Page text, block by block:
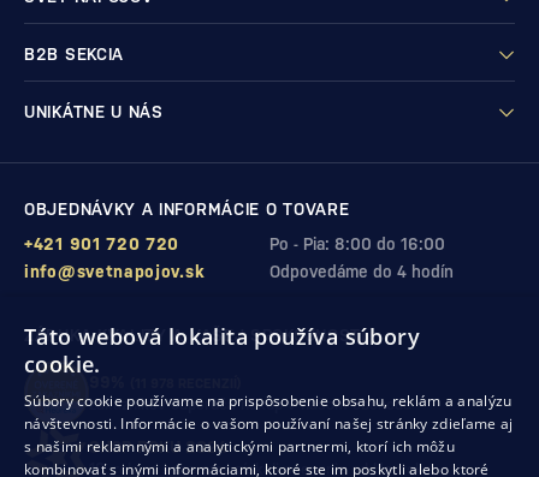
B2B SEKCIA
UNIKÁTNE U NÁS
OBJEDNÁVKY A INFORMÁCIE O TOVARE
Po - Pia: 8:00 do 16:00
+421 901 720 720
Odpovedáme do 4 hodín
info@svetnapojov.sk
ZÁRUKA KVALITY A VAŠEJ SPOKOJNOSTI
zákazníkov odporúča nákup v našom obchode
SHOP ROKU 2024
10. rok po sebesme získali ocenenie od Heureka
Táto webová lokalita používa súbory
cookie.
Súbory cookie používame na prispôsobenie obsahu, reklám a analýzu
návštevnosti. Informácie o vašom používaní našej stránky zdieľame aj
s našimi reklamnými a analytickými partnermi, ktorí ich môžu
kombinovať s inými informáciami, ktoré ste im poskytli alebo ktoré